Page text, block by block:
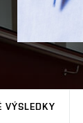
VÝSLEDKY